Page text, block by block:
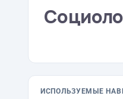
ИСПОЛЬЗУЕМЫЕ